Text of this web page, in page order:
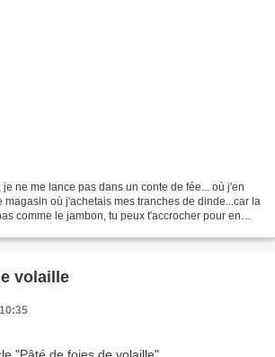
je ne me lance pas dans un conte de fée... où j'en
magasin où j'achetais mes tranches de dinde...car la
comme le jambon, tu peux t'accrocher pour en
volaille